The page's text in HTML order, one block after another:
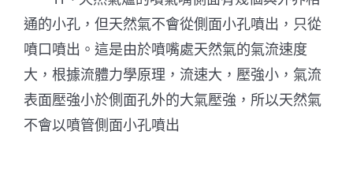
通的小孔，但天然氣不會從側面小孔噴出，只從
噴口噴出。這是由於噴嘴處天然氣的氣流速度
大，根據流體力學原理，流速大，壓強小，氣流
表面壓強小於側面孔外的大氣壓強，所以天然氣
不會以噴管側面小孔噴出